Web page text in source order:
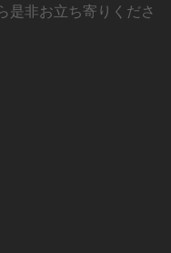
是非お立ち寄りくださ